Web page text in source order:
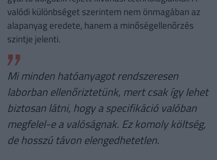
valódi különbséget szerintem nem önmagában az
alapanyag eredete, hanem a minőségellenőrzés
szintje jelenti.
Mi minden hatóanyagot rendszeresen
laborban ellenőriztetünk, mert csak így lehet
biztosan látni, hogy a specifikáció valóban
megfelel-e a valóságnak. Ez komoly költség,
de hosszú távon elengedhetetlen.